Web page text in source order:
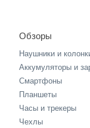
Обзоры
Наушники и
Аккумуляторы и
Смартфоны
Планшеты
Часы и трекеры
Чехлы